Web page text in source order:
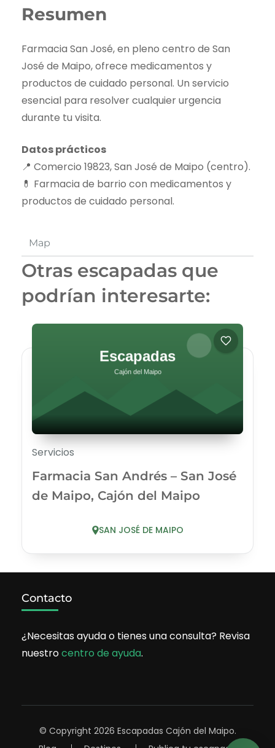
Map
Resumen
Farmacia San José, en pleno centro de San
José de Maipo, ofrece medicamentos y
productos de cuidado personal. Un servicio
esencial para resolver cualquier urgencia
durante tu visita.
Datos prácticos
📍 Comercio 19823, San José de Maipo (centro).
💊 Farmacia de barrio con medicamentos y
productos de cuidado personal.
Otras escapadas que
podrían interesarte:
Servicios
Farmacia San Andrés – San José
de Maipo, Cajón del Maipo
SAN JOSÉ DE MAIPO
Contacto
¿Necesitas ayuda o tienes una consulta? Revisa
nuestrocentro de ayuda.
© Copyright 2026 Escapadas Cajón del Maipo.